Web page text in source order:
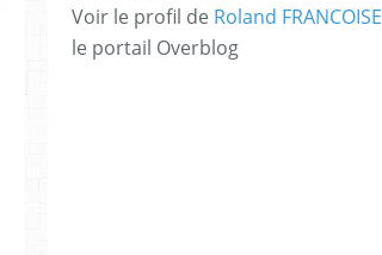
Voir le profil de Roland FRANCOISE
le portail Overblog